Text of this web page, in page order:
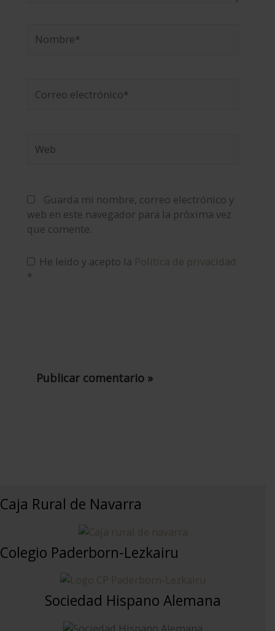
electrónico*
Guarda mi nombre, correo electrónico y
web en este navegador para la próxima vez
que comente.
He leído y acepto la Política de privacidad
*
Caja Rural de Navarra
Colegio Paderborn-Lezkairu
Sociedad Hispano Alemana